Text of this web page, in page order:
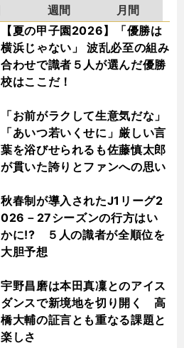
週間
月間
【夏の甲子園2026】「優勝は
横浜じゃない」 波乱必至の組み
合わせで識者５人が選んだ優勝
校はここだ！
「お前がラクして生意気だな」
「あいつ若いくせに」厳しい言
葉を浴びせられるも佐藤慎太郎
が貫いた誇りとファンへの思い
秋春制が導入されたJ1リーグ2
026－27シーズンの行方はい
かに!? ５人の識者が全順位を
大胆予想
宇野昌磨は本田真凜とのアイス
ダンスで新境地を切り開く 高
橋大輔の証言とも重なる課題と
楽しさ